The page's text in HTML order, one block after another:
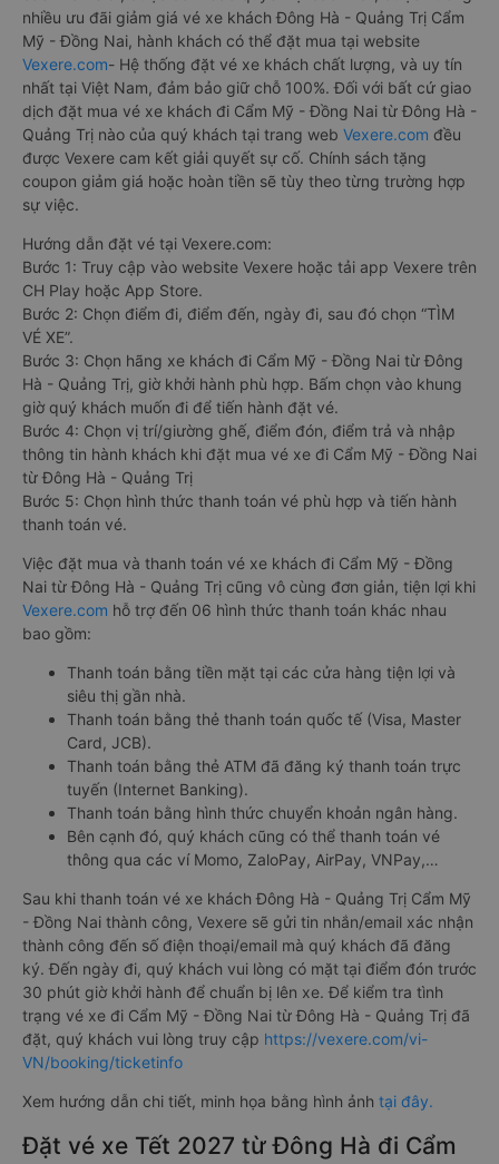
nhiều ưu đãi giảm giá vé xe khách Đông Hà - Quảng Trị Cẩm
Mỹ - Đồng Nai, hành khách có thể đặt mua tại website
Vexere.com- Hệ thống đặt vé xe khách chất lượng, và uy tín
nhất tại Việt Nam, đảm bảo giữ chỗ 100%. Đối với bất cứ giao
dịch đặt mua vé xe khách đi Cẩm Mỹ - Đồng Nai từ Đông Hà -
Quảng Trị nào của quý khách tại trang web Vexere.com đều
được Vexere cam kết giải quyết sự cố. Chính sách tặng
coupon giảm giá hoặc hoàn tiền sẽ tùy theo từng trường hợp
sự việc.
Hướng dẫn đặt vé tại Vexere.com:
Bước 1: Truy cập vào website Vexere hoặc tải app Vexere trên
CH Play hoặc App Store.
Bước 2: Chọn điểm đi, điểm đến, ngày đi, sau đó chọn “TÌM
VÉ XE”.
Bước 3: Chọn hãng xe khách đi Cẩm Mỹ - Đồng Nai từ Đông
Hà - Quảng Trị, giờ khởi hành phù hợp. Bấm chọn vào khung
giờ quý khách muốn đi để tiến hành đặt vé.
Bước 4: Chọn vị trí/giường ghế, điểm đón, điểm trả và nhập
thông tin hành khách khi đặt mua vé xe đi Cẩm Mỹ - Đồng Nai
từ Đông Hà - Quảng Trị
Bước 5: Chọn hình thức thanh toán vé phù hợp và tiến hành
thanh toán vé.
Việc đặt mua và thanh toán vé xe khách đi Cẩm Mỹ - Đồng
Nai từ Đông Hà - Quảng Trị cũng vô cùng đơn giản, tiện lợi khi
Vexere.com hỗ trợ đến 06 hình thức thanh toán khác nhau
bao gồm:
Thanh toán bằng tiền mặt tại các cửa hàng tiện lợi và
siêu thị gần nhà.
Thanh toán bằng thẻ thanh toán quốc tế (Visa, Master
Card, JCB).
Thanh toán bằng thẻ ATM đã đăng ký thanh toán trực
tuyến (Internet Banking).
Thanh toán bằng hình thức chuyển khoản ngân hàng.
Bên cạnh đó, quý khách cũng có thể thanh toán vé
thông qua các ví Momo, ZaloPay, AirPay, VNPay,…
Sau khi thanh toán vé xe khách Đông Hà - Quảng Trị Cẩm Mỹ
- Đồng Nai thành công, Vexere sẽ gửi tin nhắn/email xác nhận
thành công đến số điện thoại/email mà quý khách đã đăng
ký. Đến ngày đi, quý khách vui lòng có mặt tại điểm đón trước
30 phút giờ khởi hành để chuẩn bị lên xe. Để kiểm tra tình
trạng vé xe đi Cẩm Mỹ - Đồng Nai từ Đông Hà - Quảng Trị đã
đặt, quý khách vui lòng truy cập https://vexere.com/vi-
VN/booking/ticketinfo
Xem hướng dẫn chi tiết, minh họa bằng hình ảnh tại đây.
Đặt vé xe Tết 2027 từ Đông Hà đi Cẩm